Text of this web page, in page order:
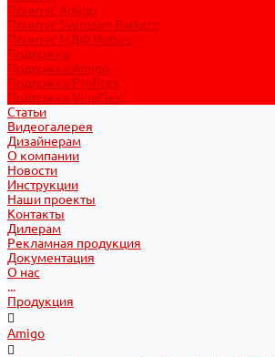
Плинтус Amigo
Плинтус Svensson Parkett
Плинтус МДФ Natura
Подложка
Подложка Amigo
Подложка Profitex
Подложка VinyFlex
Статьи
Видеогалерея
Дизайнерам
О компании
Новости
Инструкции
Наши проекты
Контакты
Дилерам
Рекламная продукция
Документация
О нас
...
Продукция
Amigo